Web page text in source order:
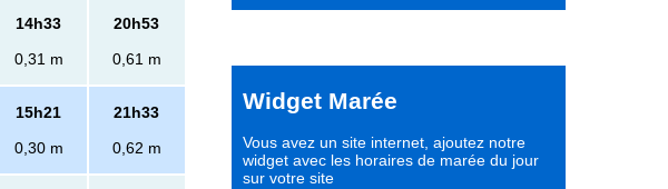
14h33
0,31 m
20h53
0,61 m
15h21
0,30 m
21h33
0,62 m
Widget Marée
Vous avez un site internet, ajoutez notre
widget avec les horaires de marée du jour
sur votre site